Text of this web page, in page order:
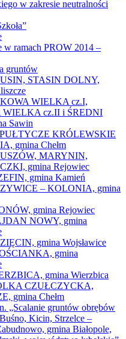
w zakresie neutralności
w ramach PROW 2014 –
gruntów
STASIN DOLNY,
WIELKA cz.I,
WIELKA cz.II i ŚREDNI
Sawin
KRÓLEWSKIE
gmina Chełm
MARYNIN,
gmina Rejowiec
gmina Kamień
– KOLONIA, gmina
gmina Rejowiec
NOWY, gmina
gmina Wojsławice
gmina
gmina Wierzbica
CZUŁCZYCKA,
gmina Chełm
„Scalanie gruntów obrębów
Kicin, Strzelce –
gmina Białopole,